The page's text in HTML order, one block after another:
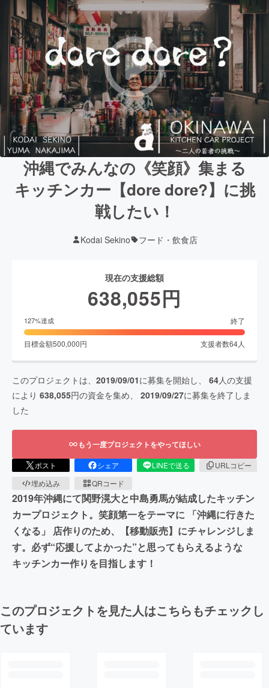
沖縄でみんなの《笑顔》集まる
キッチンカー【dore dore?】に挑
戦したい！
Kodai Sekino フード・飲食店
現在の支援総額
638,055円
127%達成 終了
目標金額500,000円 支援者数64人
このプロジェクトは、 2019/09/01に募集を開始し、 64人の支援
により 638,055円の資金を集め、 2019/09/27に募集を終了しま
した
もう一度プロジェクトをやってほしい
ポスト シェア LINEで送る
URLコピー
埋め込み
QRコード
2019年沖縄にて関野滉大と中島勇馬が結成したキッチン
カープロジェクト。笑顔第一をテーマに 「沖縄に行きた
くなる」 店作りのため、【移動販売】にチャレンジしま
す。必ず“応援してよかった”と思ってもらえるような
キッチンカー作りを目指します！
このプロジェクトを見た人はこちらもチェックし
ています